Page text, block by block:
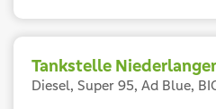
Tankstelle
Diesel, Super 95, Ad Blue,